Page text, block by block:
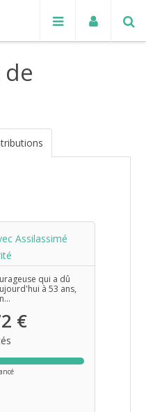
Assilassimé
qui a dû
à 53 ans,
€